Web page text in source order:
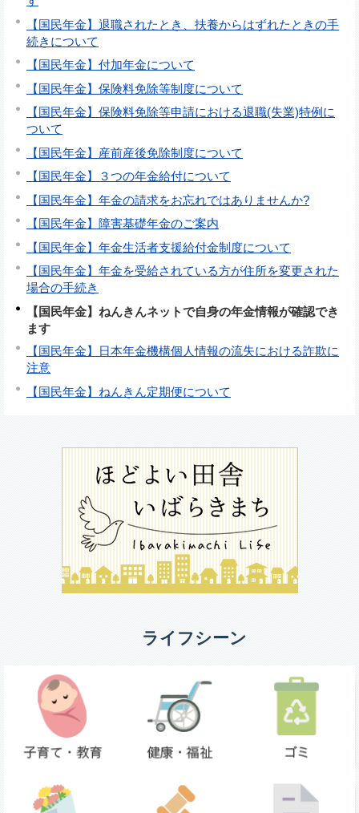
【国民年金】退職されたとき、扶養からはずれたときの手
続きについて
【国民年金】付加年金について
【国民年金】保険料免除等制度について
【国民年金】保険料免除等申請における退職(失業)特例に
ついて
【国民年金】産前産後免除制度について
【国民年金】３つの年金給付について
【国民年金】年金の請求をお忘れではありませんか?
【国民年金】障害基礎年金のご案内
【国民年金】年金生活者支援給付金制度について
【国民年金】年金を受給されている方が住所を変更された
場合の手続き
【国民年金】ねんきんネットで自身の年金情報が確認でき
ます
【国民年金】日本年金機構個人情報の流失における詐欺に
注意
【国民年金】ねんきん定期便について
ライフシーン